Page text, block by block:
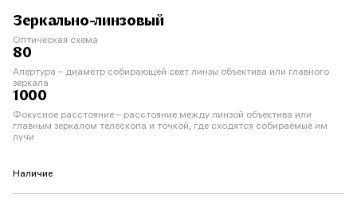
Зеркально-линзовый
Оптическая схема
80
Апертура – диаметр собирающей свет линзы объектива или главного
зеркала
1000
Фокусное расстояние – расстояние между линзой объектива или
главным зеркалом телескопа и точкой, где сходятся собираемые им
лучи
Наличие